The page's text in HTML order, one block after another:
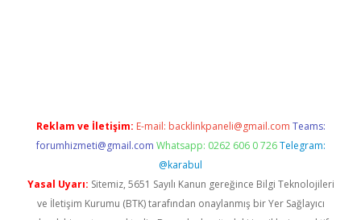
Reklam ve İletişim: E-mail: backlinkpaneli@gmail.com Teams:
forumhizmeti@gmail.com Whatsapp: 0262 606 0 726 Telegram:
@karabul
Yasal Uyarı: Sitemiz, 5651 Sayılı Kanun gereğince Bilgi Teknolojileri
ve İletişim Kurumu (BTK) tarafından onaylanmış bir Yer Sağlayıcı